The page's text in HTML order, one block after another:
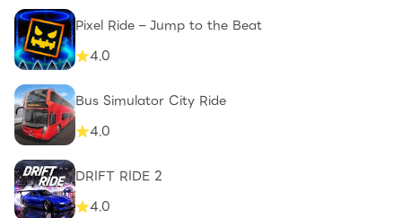
Pixel Ride – Jump to the Beat
4.0
Bus Simulator City Ride
4.0
DRIFT RIDE 2
4.0